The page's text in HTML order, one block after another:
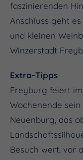
faszinierenden
Anschluss geht
und kleinen
Winzerstadt
Extra-Tipps
Freyburg feiert
Wochenende
Neuenburg, das
Besuch wert, vor